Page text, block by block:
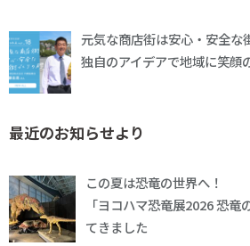
元気な商店街は安心・安全な
独自のアイデアで地域に笑顔
最近のお知らせより
この夏は恐竜の世界へ！
「ヨコハマ恐竜展2026 恐
てきました